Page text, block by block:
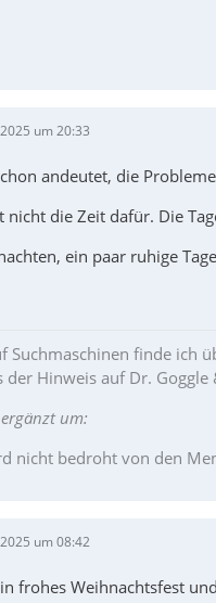
um 20:33
andeutet, die
nicht die Zeit dafür. Die
ein paar ruhige
Suchmaschinen finde ich
der Hinweis auf Dr. Goggle
um:
nicht bedroht von den
um 08:42
frohes Weihnachtsfest